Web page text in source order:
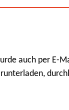
auch per E-